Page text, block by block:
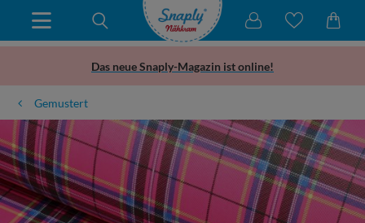
Das neue Snaply-Magazin ist online!
Gemustert